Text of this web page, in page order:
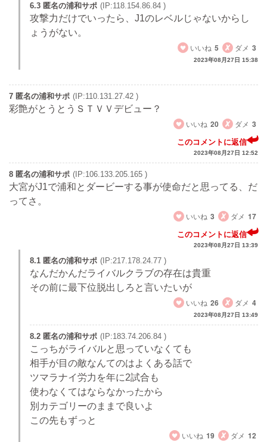
6.3 匿名の浦和サポ (IP:118.154.86.84 )
攻撃力だけでいったら、J1のレベルじゃないからし
ょうがない。
いいね 5 ダメ 3
2023年08月27日 15:38
7 匿名の浦和サポ (IP:110.131.27.42 )
彩艶がとうとうＳＴＶＶデビュー？
いいね 20 ダメ 3
このコメントに返信
2023年08月27日 12:52
8 匿名の浦和サポ (IP:106.133.205.165 )
大宮がJ1で浦和とダービーする事が使命だと思ってる、だ
ってさ。
いいね 3 ダメ 17
このコメントに返信
2023年08月27日 13:39
8.1 匿名の浦和サポ (IP:217.178.24.77 )
なんだかんだライバルクラブの存在は貴重
その前に最下位脱出しろと言いたいが
いいね 26 ダメ 4
2023年08月27日 13:49
8.2 匿名の浦和サポ (IP:183.74.206.84 )
こっちがライバルと思っていなくても
相手が目の敵なんてのはよくある話で
ツマラナイ労力を年に2試合も
使わなくてはならなかったから
別カテゴリーのままで良いよ
この先もずっと
いいね 19 ダメ 12